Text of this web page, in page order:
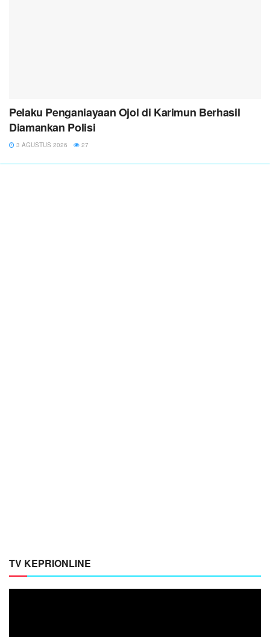
Pelaku Penganiayaan Ojol di Karimun Berhasil
Diamankan Polisi
3 AGUSTUS 2026 27
TV KEPRIONLINE